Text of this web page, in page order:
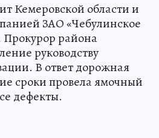
Кемеровской области и
ЗАО «Чебулинское
Прокурор района
руководству
В ответ дорожная
сроки провела ямочный
дефекты.